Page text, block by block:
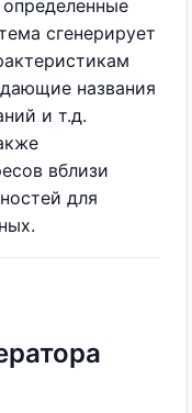
сгенерирует
названия
и т.д.
вблизи
для